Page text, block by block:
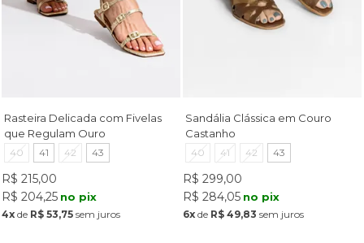
Rasteira Delicada com Fivelas
que Regulam Ouro
40 41 42 43
R$ 215,00
R$ 204,25 no pix
4xde R$ 53,75sem juros
Sandália Clássica em Couro
Castanho
40 41 42 43
R$ 299,00
R$ 284,05 no pix
6x de R$ 49,83 sem juros